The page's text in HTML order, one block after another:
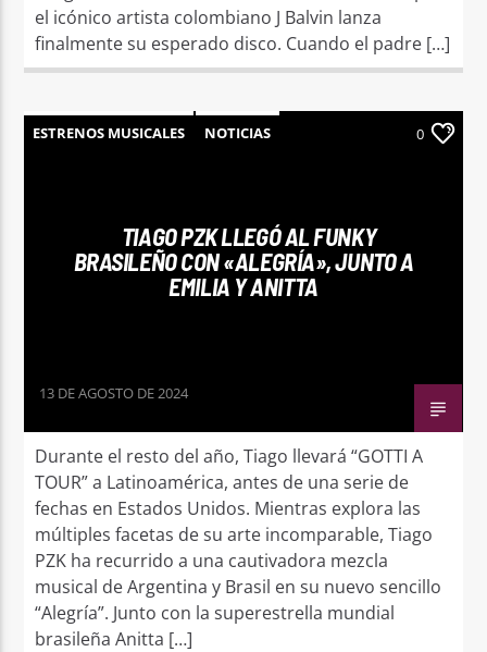
el icónico artista colombiano J Balvin lanza
finalmente su esperado disco. Cuando el padre […]
ESTRENOS MUSICALES NOTICIAS 0
TIAGO PZK LLEGÓ AL FUNKY
BRASILEÑO CON «ALEGRÍA», JUNTO A
EMILIA Y ANITTA
13 DE AGOSTO DE 2024
Durante el resto del año, Tiago llevará “GOTTI A
TOUR” a Latinoamérica, antes de una serie de
fechas en Estados Unidos. Mientras explora las
múltiples facetas de su arte incomparable, Tiago
PZK ha recurrido a una cautivadora mezcla
musical de Argentina y Brasil en su nuevo sencillo
“Alegría”. Junto con la superestrella mundial
brasileña Anitta […]